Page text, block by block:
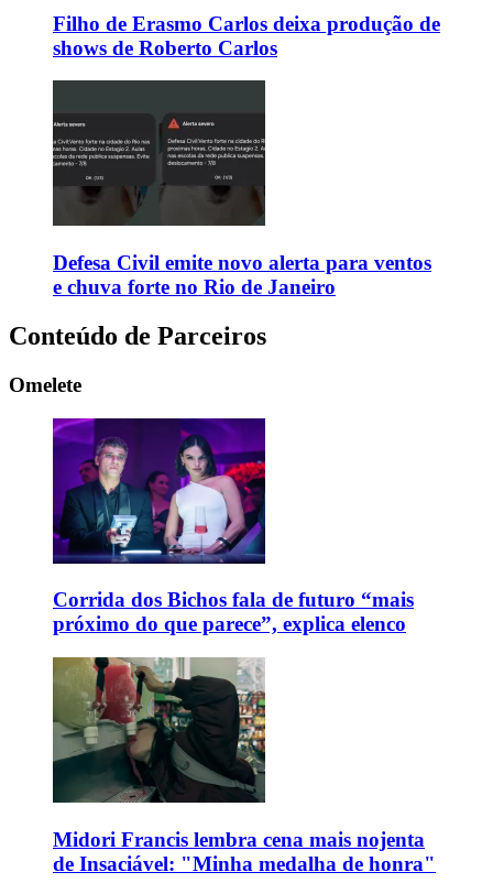
Filho de Erasmo Carlos deixa produção de
shows de Roberto Carlos
Defesa Civil emite novo alerta para ventos
e chuva forte no Rio de Janeiro
Conteúdo de Parceiros
Omelete
Corrida dos Bichos fala de futuro “mais
próximo do que parece”, explica elenco
Midori Francis lembra cena mais nojenta
de Insaciável: "Minha medalha de honra"